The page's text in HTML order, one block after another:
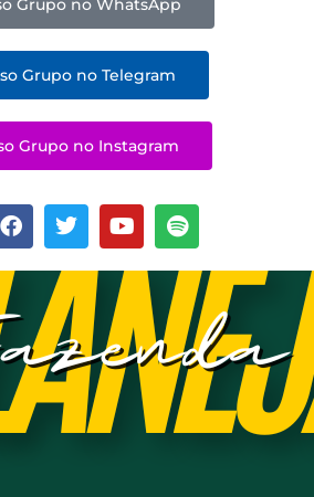
Grupo no WhatsApp
Grupo no Telegram
Grupo no Instagram